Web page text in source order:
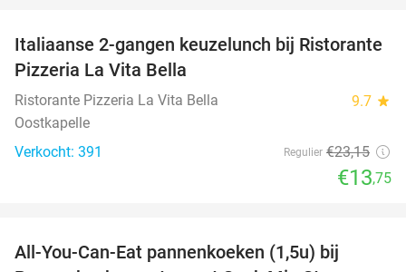
41%
Italiaanse 2-gangen keuzelunch bij Ristorante
Pizzeria La Vita Bella
Ristorante Pizzeria La Vita Bella 9.7 star
Oostkapelle
Verkocht: 391
Regulier €23,15
€13,75
All-You-Can-Eat pannenkoeken (1,5u) bij